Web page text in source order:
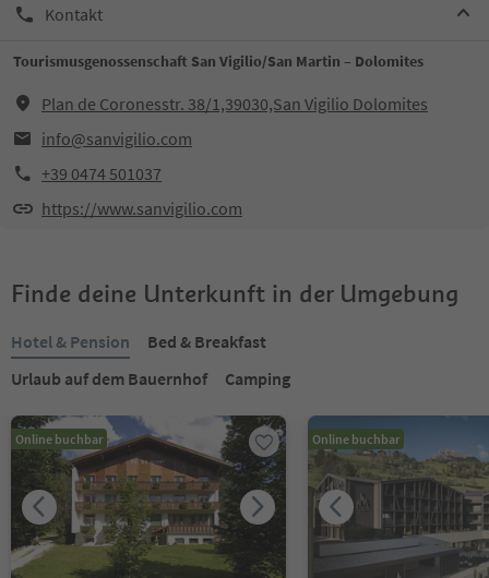
Kontakt
Tourismusgenossenschaft San Vigilio/San Martin – Dolomites
Plan de Coronesstr. 38/1,39030,San Vigilio Dolomites
info@sanvigilio.com
+39 0474 501037
https://www.sanvigilio.com
Finde deine Unterkunft in der Umgebung
Hotel & Pension
Bed & Breakfast
Urlaub auf dem Bauernhof
Camping
Online buchbar Online buchbar